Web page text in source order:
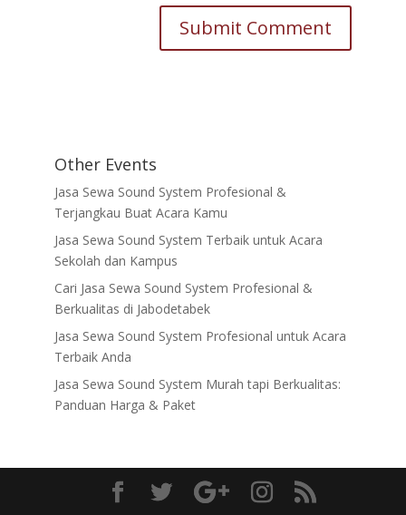
Other Events
Jasa Sewa Sound System Profesional &
Terjangkau Buat Acara Kamu
Jasa Sewa Sound System Terbaik untuk Acara
Sekolah dan Kampus
Cari Jasa Sewa Sound System Profesional &
Berkualitas di Jabodetabek
Jasa Sewa Sound System Profesional untuk Acara
Terbaik Anda
Jasa Sewa Sound System Murah tapi Berkualitas:
Panduan Harga & Paket